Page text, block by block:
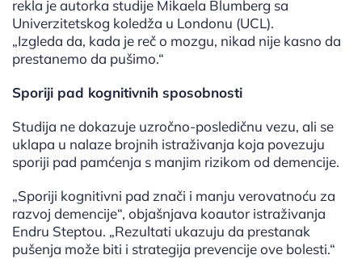
rekla je autorka studije Mikaela Blumberg sa
Univerzitetskog koledža u Londonu (UCL).
„Izgleda da, kada je reč o mozgu, nikad nije kasno da
prestanemo da pušimo.“
Sporiji pad kognitivnih sposobnosti
Studija ne dokazuje uzročno-posledičnu vezu, ali se
uklapa u nalaze brojnih istraživanja koja povezuju
sporiji pad pamćenja s manjim rizikom od demencije.
„Sporiji kognitivni pad znači i manju verovatnoću za
razvoj demencije“, objašnjava koautor istraživanja
Endru Steptou. „Rezultati ukazuju da prestanak
pušenja može biti i strategija prevencije ove bolesti.“